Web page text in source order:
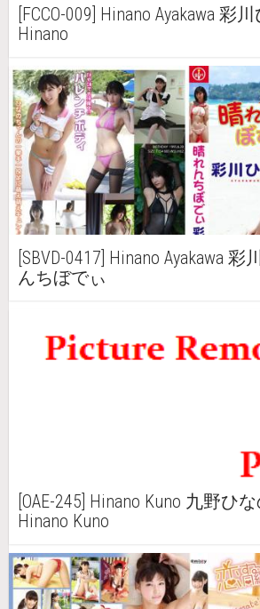
[FCCO-009] Hinano Ayakawa 彩
Hinano
[SBVD-0417] Hinano Ayakawa
んちぼでぃ
[OAE-245] Hinano Kuno 九野ひ
Hinano Kuno